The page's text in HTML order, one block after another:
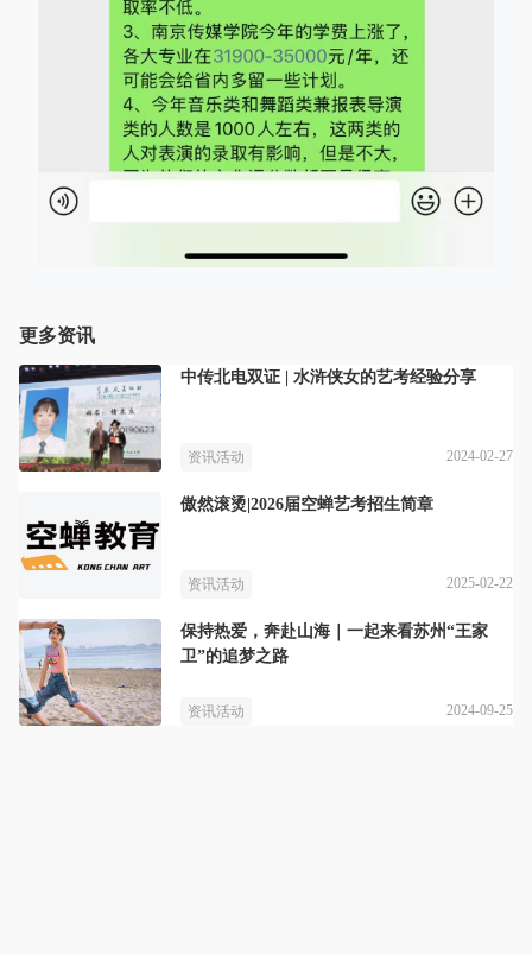
更多资讯
中传北电双证 | 水浒侠女的艺考经验分享
资讯活动 2024-02-27
傲然滚烫|2026届空蝉艺考招生简章
资讯活动 2025-02-22
保持热爱，奔赴山海｜一起来看苏州“王家
卫”的追梦之路
资讯活动 2024-09-25